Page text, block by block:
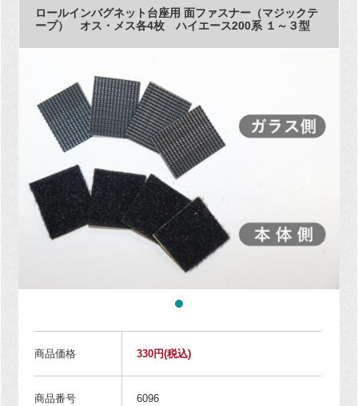
ロールインバグネット台座用 面ファスナー（マジックテ
ープ） オス・メス各4枚 ハイエース200系 １～３型
商品価格 330円(税込)
商品番号 6096